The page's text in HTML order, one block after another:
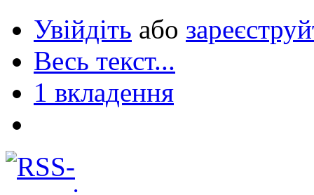
Увійдіть або
Весь текст...
1 вкладення